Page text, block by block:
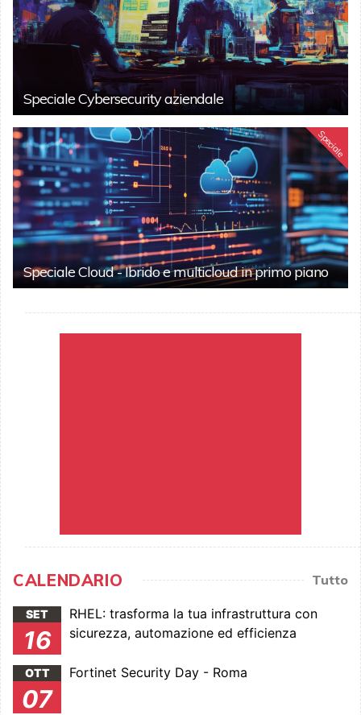
Speciale Cybersecurity aziendale
Speciale
Speciale Cloud - Ibrido e multicloud in primo piano
CALENDARIO Tutto
SET
16
RHEL: trasforma la tua infrastruttura con
sicurezza, automazione ed efficienza
OTT
07
Fortinet Security Day - Roma